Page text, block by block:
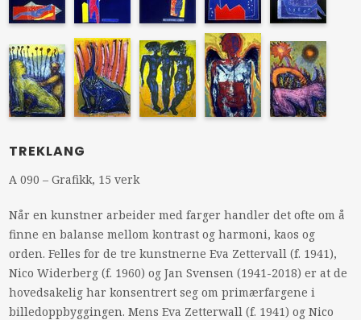
TREKLANG
A 090 – Grafikk, 15 verk
Når en kunstner arbeider med farger handler det ofte om å
finne en balanse mellom kontrast og harmoni, kaos og
orden. Felles for de tre kunstnerne Eva Zettervall (f. 1941),
Nico Widerberg (f. 1960) og Jan Svensen (1941-2018) er at de
hovedsakelig har konsentrert seg om primærfargene i
billedoppbyggingen. Mens Eva Zetterwall (f. 1941) og Nico